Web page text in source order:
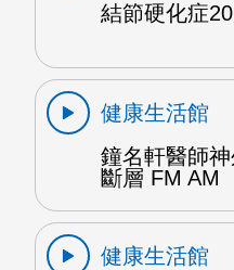
結節硬化症
健康生活館
鐘名軒醫師
斷層 FM AM
健康生活館